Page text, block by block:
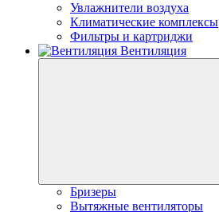
Увлажнители воздуха
Климатические комплексы
Фильтры и картриджи
Вентиляция
Бризеры
Вытяжные вентиляторы